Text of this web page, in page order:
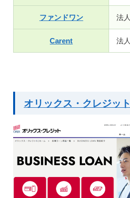
ファンドワン 法人
Carent 法人
オリックス・クレジット